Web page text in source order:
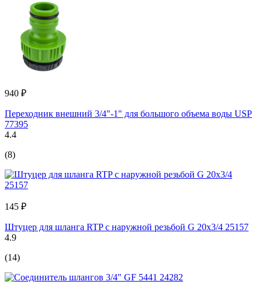
940 ₽
Переходник внешний 3/4"-1" для большого объема воды USP
77395
4.4
(8)
145 ₽
Штуцер для шланга RTP с наружной резьбой G 20х3/4 25157
4.9
(14)